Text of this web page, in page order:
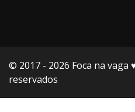
© 2017 - 2026 Foca na vaga
reservados